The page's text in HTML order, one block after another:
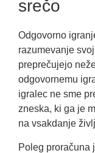
srečo
Odgovorno
razumevanje
preprečujejo
odgovornemu
igralec ne sme
zneska, ki ga je
na vsakdanje
Poleg proračuna